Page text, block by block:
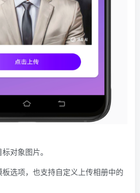
对象图片。
选项，也支持自定义上传相册中的